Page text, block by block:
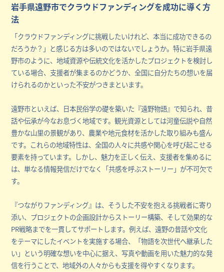
岩手県遠野市でクラウドファンディングを成功に導く方
法
「クラウドファンディングに挑戦したいけれど、本当に成功できるの
だろうか？」と感じる方は多いのではないでしょうか。特に岩手県遠
野市のように、地域資源や伝統文化を活かしたプロジェクトを検討し
ている場合、支援者が集まるのかどうか、全国に自分たちの想いを届
けられるのかといった不安がつきまといます。
遠野市といえば、日本民俗学の礎を築いた『遠野物語』で知られ、昔
話や伝承が今なお息づく地域です。観光資源としては河童伝説や自然
豊かな山里の景観があり、農業や地元食材を活かした取り組みも盛ん
です。これらの地域特性は、全国の人々に共感や関心を呼び起こせる
要素を持っています。しかし、魅力を正しく伝え、支援者を集めるに
は、単なる情報発信だけでなく「共感を呼ぶストーリー」が不可欠で
す。
『つながりファンディング』は、そうした不安を抱える挑戦者に寄り
添い、プロジェクトの企画設計からストーリー構築、そして効果的な
PR戦略までを一貫してサポートします。例えば、遠野の昔話や文化
をテーマにしたイベントを実施する場合、「物語を次世代へ継承した
い」という明確な想いを中心に据え、写真や動画を用いた魅力的な発
信を行うことで、地域外の人々からも支援を得やすくなります。